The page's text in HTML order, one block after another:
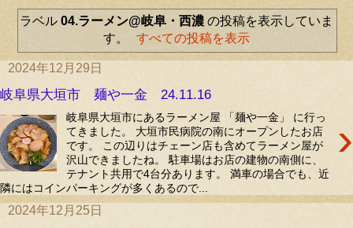
ラベル 04.ラーメン@岐阜・西濃 の投稿を表示していま
す。
すべての投稿を表示
2024年12月29日
岐阜県大垣市 麺や一金 24.11.16
›
岐阜県大垣市にあるラーメン屋 「麺や一金」 に行っ
てきました。 大垣市民病院の南にオープンしたお店
です。 この辺りはチェーン店も含めてラーメン屋が
沢山できましたね。 駐車場はお店の建物の南側に、
テナント共用で4台分あります。 満車の場合でも、近
隣にはコインパーキングが多くあるので...
2024年12月25日